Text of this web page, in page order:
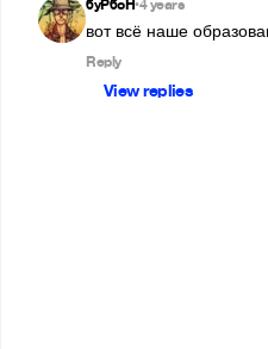
6yP6oH•4 years
вот всё наше
Reply
View replies